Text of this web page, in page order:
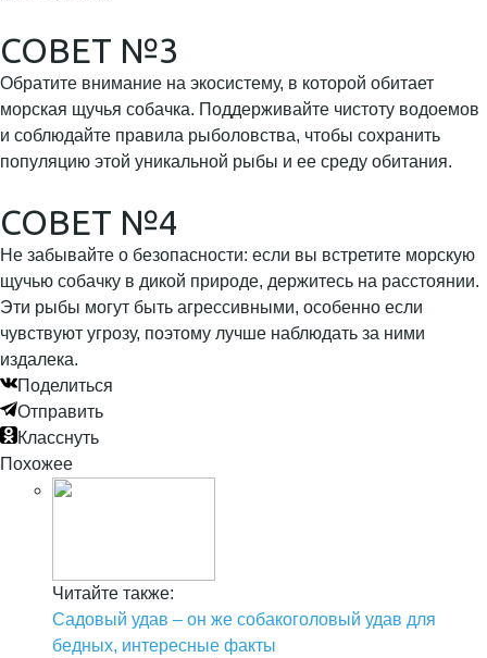
СОВЕТ №3
Обратите внимание на экосистему, в которой обитает
морская щучья собачка. Поддерживайте чистоту водоемов
и соблюдайте правила рыболовства, чтобы сохранить
популяцию этой уникальной рыбы и ее среду обитания.
СОВЕТ №4
Не забывайте о безопасности: если вы встретите морскую
щучью собачку в дикой природе, держитесь на расстоянии.
Эти рыбы могут быть агрессивными, особенно если
чувствуют угрозу, поэтому лучше наблюдать за ними
издалека.
Поделиться
Отправить
Класснуть
Похожее
Читайте также:
Садовый удав – он же собакоголовый удав для
бедных, интересные факты